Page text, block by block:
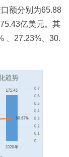
额分别为65.88
亿美元。其
、27.23%、30.